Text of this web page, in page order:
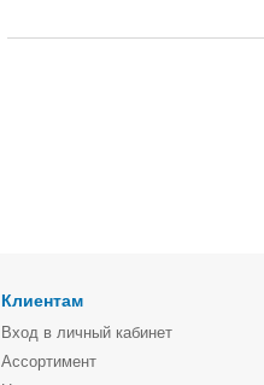
Клиентам
Вход в личный кабинет
Ассортимент